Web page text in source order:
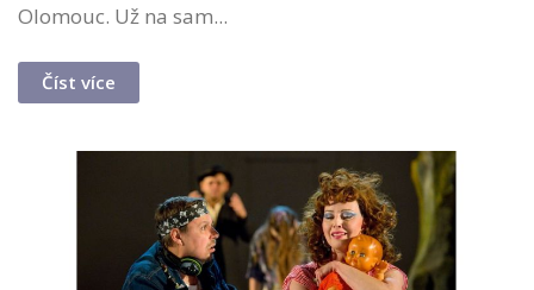
Olomouc. Už na sam...
Číst více